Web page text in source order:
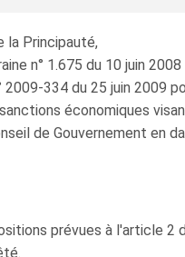
la Principauté,
n° 1.675 du 10 juin
2009-334 du 25 juin 2009
économiques
de Gouvernement en
prévues à l'article